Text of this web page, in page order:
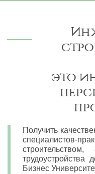
это
Получить
специалистов-
Бизнес